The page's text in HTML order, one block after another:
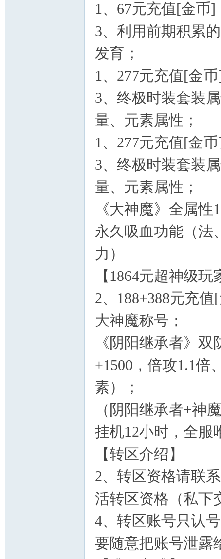
1、67元充值[金币
3、利用前期积累
发育；
1、277元充值[金
3、终极时装套装
量、元素属性；
1、277元充值[金
3、终极时装套装
量、元素属性；
《大神魔》全属
永久吸血功能（法
力）
【1864元超神级玩
2、188+388元充
大神魔称号；
《阴阳继承者》
+1500，倍攻1.1倍
素）；
（阴阳继承者+神
挂机12小时，全服
【转区介绍】
2、转区资格请联
活转区资格（私下
4、转区账号只认
要随意把账号泄露